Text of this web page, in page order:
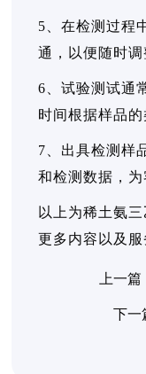
5、在检测过程
通，以便随时调
6、试验测试通
时间根据样品的
7、出具检测样
和检测数据，为
以上为稀土氨
更多内容以及服
上一篇
下一